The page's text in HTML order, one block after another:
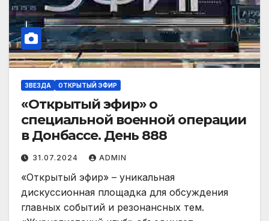
ЗВЕЗДА ОТКРЫТЫЙ ЭФИР
«Открытый эфир» о
специальной военной операции
в Донбассе. День 888
31.07.2024 ADMIN
«Открытый эфир» – уникальная
дискуссионная площадка для обсуждения
главных событий и резонансных тем.